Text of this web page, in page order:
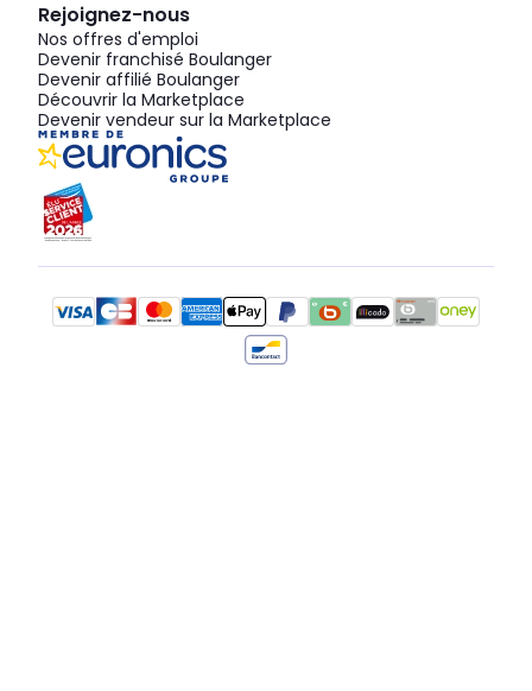
Rejoignez-nous
Nos offres d'emploi
Devenir franchisé Boulanger
Devenir affilié Boulanger
Découvrir la Marketplace
Devenir vendeur sur la Marketplace